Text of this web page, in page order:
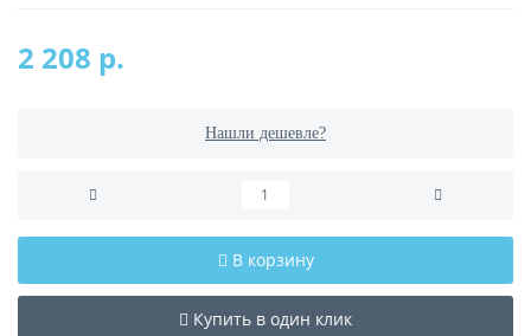
2 208 р.
Нашли дешевле?
В корзину
Купить в один клик